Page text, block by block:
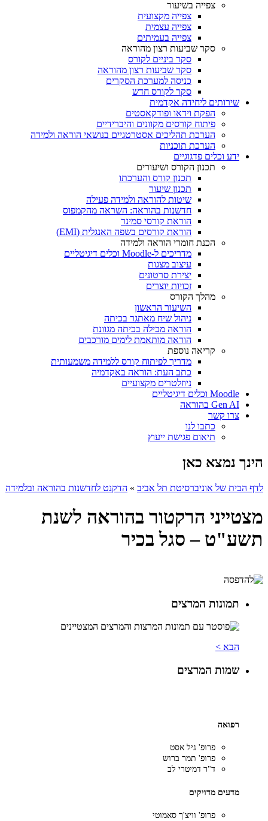
צפייה בשיעור
צפייה מקצועית
צפייה עצמית
צפייה בעמיתים
סקר שביעות רצון מהוראה
סקר ביניים לקורס
סקר שביעות רצון מהוראה
כניסה למערכת הסקרים
סקר לקורס חדש
שירותים ליחידה אקדמית
הפקת וידאו ופודקאסטים
פיתוח קורסים מקוונים והיברידיים
הערכת תהליכים אסטרטגיים בנושאי הוראה ולמידה
הערכת תוכניות
ידע וכלים פדגוגיים
תכנון הקורס ושיעורים
תכנון קורס והערכתו
תכנון שיעור
שיטות להוראה ולמידה פעילה
חדשנות בהוראה: השראה מהקמפוס
הוראת קורסי סמינר
הוראת קורסים בשפה האנגלית (EMI)
הכנת חומרי הוראה ולמידה
מדריכים ל-Moodle וכלים דיגיטליים
עיצוב מצגות
יצירת סרטונים
זכויות יוצרים
מהלך הקורס
השיעור הראשון
ניהול שיח מאתגר בכיתה
הוראה מכילה בכיתה מגוונת
הוראה מותאמת לימים מורכבים
קריאה נוספת
מדריך לפיתוח קורס ללמידה משמעותית
כתב העת: הוראה באקדמיה
ניוזלטרים מקצועיים
Moodle וכלים דיגיטליים
Gen AI בהוראה
צרו קשר
כתבו לנו
תיאום פגישת ייעוץ
הינך נמצא כאן
לדף הבית של אוניברסיטת תל אביב » הדקנט לחדשנות בהוראה ובלמידה
מצטייני הרקטור בהוראה לשנת
תשע"ט – סגל בכיר
תמונות המרצים
הבא >
שמות המרצים
רפואה
פרופ' גיל אסט
פרופ' תמר ברוש
ד"ר דמיטרי לב
מדעים מדויקים
פרופ' וויצ'ך סאמוטי